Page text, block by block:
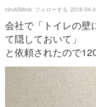
会社で「トイレの壁
て隠しておいて」
と依頼されたので
himA5Mmk フォローする 2018-04-